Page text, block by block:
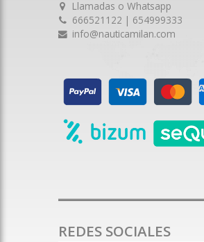
Llamadas o Whatsapp
666521122 | 654999333
info@nauticamilan.com
REDES SOCIALES